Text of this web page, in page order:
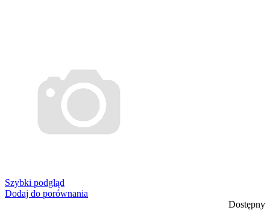
Szybki podgląd
Dodaj do porównania
Dostępny